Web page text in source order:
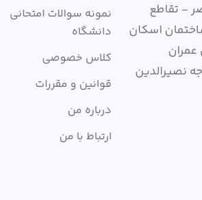
- تقاطع
اسکان
نصیرالدین
نمونه سوالات امتحانی
دانشگاه
کلاس خصوصی
قوانین و مقررات
درباره من
ارتباط با من